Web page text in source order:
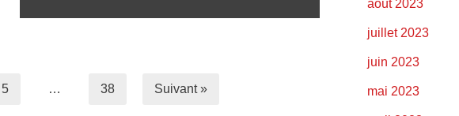
5 … 38 Suivant »
août 2023
juillet 2023
juin 2023
mai 2023